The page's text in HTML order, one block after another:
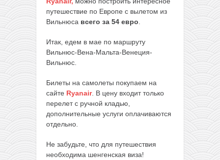
путешествие по Европе с вылетом из
Вильнюса всего за 54 евро.
Итак, едем в мае по маршруту
Вильнюс-Вена-Мальта-Венеция-
Вильнюс.
Билеты на самолеты покупаем на
сайте Ryanair. В цену входит только
перелет с ручной кладью,
дополнительные услуги оплачиваются
отдельно.
Не забудьте, что для путешествия
необходима шенгенская виза!